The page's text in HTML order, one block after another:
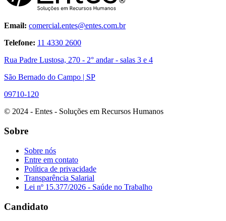
Email: comercial.entes@entes.com.br
Telefone: 11 4330 2600
Rua Padre Lustosa, 270 - 2° andar - salas 3 e 4
São Bernado do Campo | SP
09710-120
© 2024 - Entes - Soluções em Recursos Humanos
Sobre
Sobre nós
Entre em contato
Política de privacidade
Transparência Salarial
Lei nº 15.377/2026 - Saúde no Trabalho
Candidato